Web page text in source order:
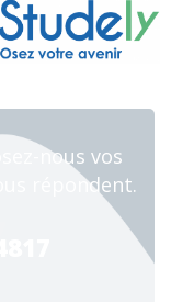
nous vos
répondent.